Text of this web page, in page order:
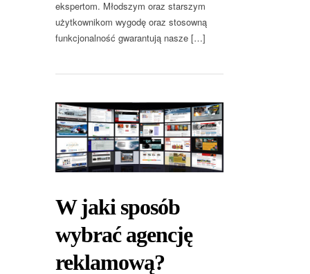
ekspertom. Młodszym oraz starszym
użytkownikom wygodę oraz stosowną
funkcjonalność gwarantują nasze […]
W jaki sposób
wybrać agencję
reklamową?